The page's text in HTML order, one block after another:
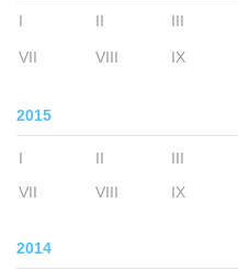
I II III
VII VIII IX
2015
I II III
VII
VIII IX
2014